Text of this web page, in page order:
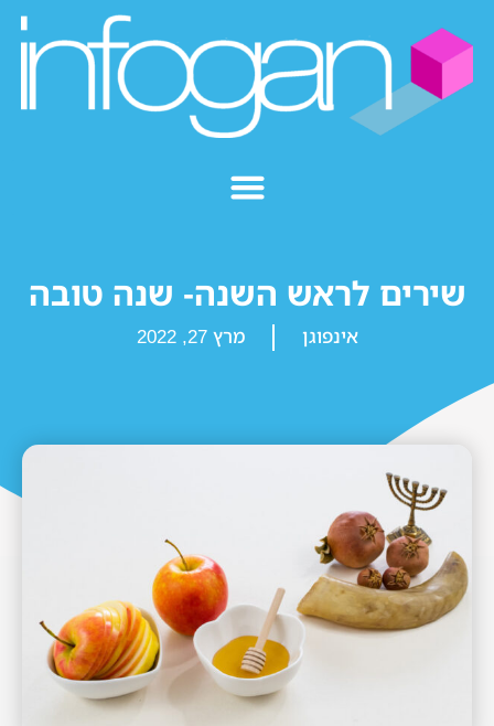
שירים לראש השנה- שנה טובה
אינפוגן מרץ 27, 2022